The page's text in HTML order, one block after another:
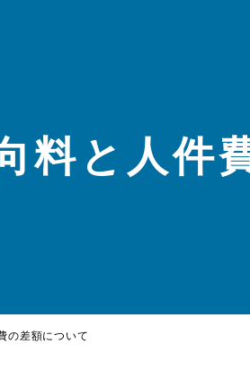
料と人件
の差額について